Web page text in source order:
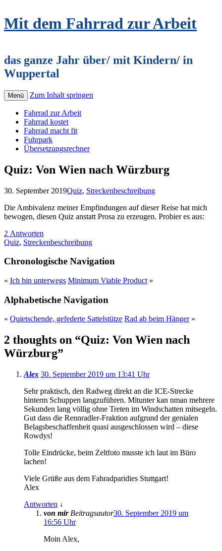
Mit dem Fahrrad zur Arbeit
das ganze Jahr über/ mit Kindern/ in
Wuppertal
Menü Zum Inhalt springen
Fahrrad zur Arbeit
Fahrrad kostet
Fahrrad macht fit
Fuhrpark
Übersetzungsrechner
Quiz: Von Wien nach Würzburg
30. September 2019Quiz, Streckenbeschreibung
Die Ambivalenz meiner Empfindungen auf dieser Reise hat mich
bewogen, diesen Quiz anstatt Prosa zu erzeugen. Probier es aus:
2 Antworten
Quiz, Streckenbeschreibung
Chronologische Navigation
« Ich bin unterwegs Minimum Viable Product »
Alphabetische Navigation
« Quietschende, gefederte Sattelstütze Rad ab beim Hänger»
2 thoughts on “Quiz: Von Wien nach
Würzburg”
Alex 30. September 2019 um 13:41 Uhr
Sehr praktisch, den Radweg direkt an die ICE-Strecke
hinterm Schuppen langzuführen. Mitunter kan nman mehrere
Sekunden lang völlig ohne Treten im Windschatten mitsegeln.
Gut dass die Rennradler-Fraktion aufgrund der genialen
Belagsbeschaffenheit quasi ausgeschlossen wird – diese
Rowdys!
Tolle Eindrücke, beim Zeltfoto musste ich laut im Büro
lachen!
Viele Grüße aus dem Fahradparidies Stuttgart!
Alex
Antworten ↓
von mir Beitragsautor30. September 2019 um
16:56 Uhr
Moin Alex,